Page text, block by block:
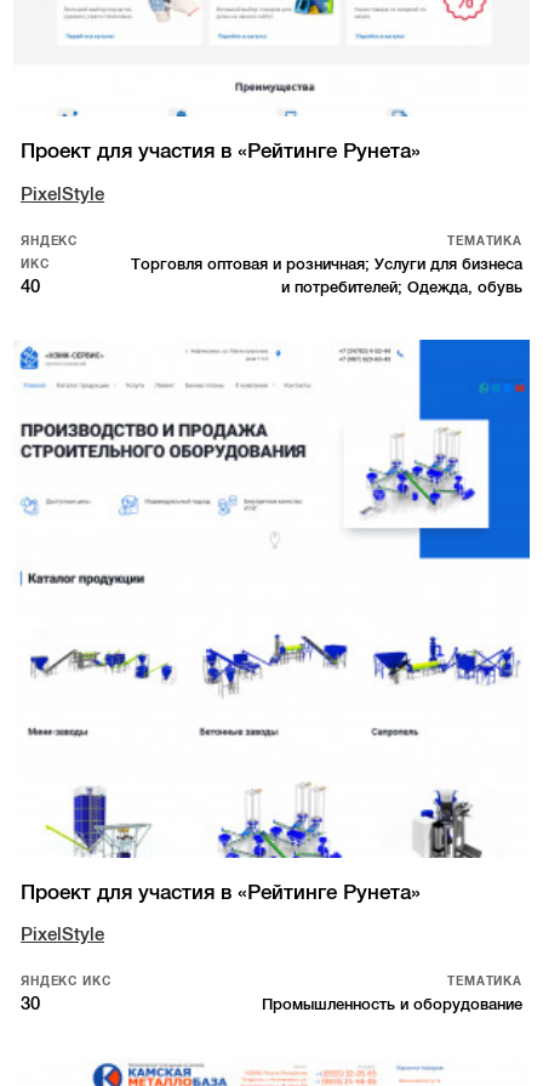
Проект для участия в «Рейтинге Рунета»
PixelStyle
ЯНДЕКС
ИКС
40
ТЕМАТИКА
Торговля оптовая и розничная; Услуги для бизнеса
и потребителей; Одежда, обувь
Проект для участия в «Рейтинге Рунета»
PixelStyle
ЯНДЕКС ИКС
30
ТЕМАТИКА
Промышленность и оборудование